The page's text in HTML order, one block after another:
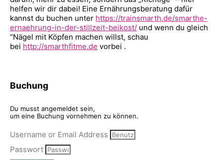
helfen wir dir dabei! Eine Ernährungsberatung dafür
kannst du buchen unter https://trainsmarth.de/smarthe-
ernaehrung-in-der-stillzeit-beikost/ und wenn du gleich
“Nägel mit Köpfen machen willst, schau
bei http://smarthfitme.de vorbei .
Buchung
Du musst angemeldet sein,
um eine Buchung vornehmen zu können.
Username or Email Address
Passwort